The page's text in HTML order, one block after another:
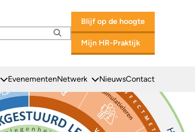
Zoeken
Blijf op de hoogte
Mijn HR-Praktijk
EvenementenNetwerk NieuwsContact